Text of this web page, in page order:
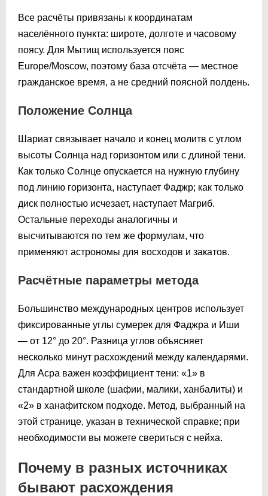
Все расчёты привязаны к координатам
населённого пункта: широте, долготе и часовому
поясу. Для Мытищ используется пояс
Europe/Moscow, поэтому база отсчёта — местное
гражданское время, а не средний поясной полдень.
Положение Солнца
Шариат связывает начало и конец молитв с углом
высоты Солнца над горизонтом или с длиной тени.
Как только Солнце опускается на нужную глубину
под линию горизонта, наступает Фаджр; как только
диск полностью исчезает, наступает Магриб.
Остальные переходы аналогичны и
высчитываются по тем же формулам, что
применяют астрономы для восходов и закатов.
Расчётные параметры метода
Большинство международных центров использует
фиксированные углы сумерек для Фаджра и Иши
— от 12° до 20°. Разница углов объясняет
несколько минут расхождений между календарями.
Для Асра важен коэффициент тени: «1» в
стандартной школе (шафии, малики, ханбалиты) и
«2» в ханафитском подходе. Метод, выбранный на
этой странице, указан в технической справке; при
необходимости вы можете свериться с нейха.
Почему в разных источниках
бывают расхождения